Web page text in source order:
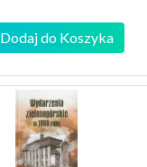
Dodaj do Koszyka